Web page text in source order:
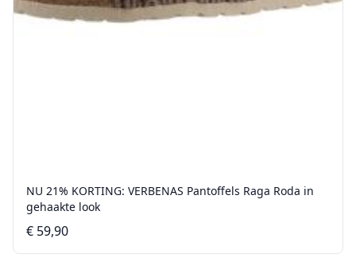
NU 21% KORTING: VERBENAS Pantoffels Raga Roda in
gehaakte look
€ 59,90